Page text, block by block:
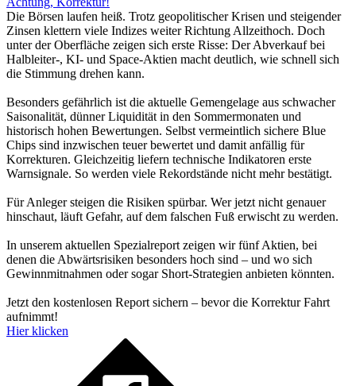
Die Börsen laufen heiß. Trotz geopolitischer Krisen und steigender
Zinsen klettern viele Indizes weiter Richtung Allzeithoch. Doch
unter der Oberfläche zeigen sich erste Risse: Der Abverkauf bei
Halbleiter-, KI- und Space-Aktien macht deutlich, wie schnell sich
die Stimmung drehen kann.
Besonders gefährlich ist die aktuelle Gemengelage aus schwacher
Saisonalität, dünner Liquidität in den Sommermonaten und
historisch hohen Bewertungen. Selbst vermeintlich sichere Blue
Chips sind inzwischen teuer bewertet und damit anfällig für
Korrekturen. Gleichzeitig liefern technische Indikatoren erste
Warnsignale. So werden viele Rekordstände nicht mehr bestätigt.
Für Anleger steigen die Risiken spürbar. Wer jetzt nicht genauer
hinschaut, läuft Gefahr, auf dem falschen Fuß erwischt zu werden.
In unserem aktuellen Spezialreport zeigen wir fünf Aktien, bei
denen die Abwärtsrisiken besonders hoch sind – und wo sich
Gewinnmitnahmen oder sogar Short-Strategien anbieten könnten.
Jetzt den kostenlosen Report sichern – bevor die Korrektur Fahrt
aufnimmt!
Hier klicken